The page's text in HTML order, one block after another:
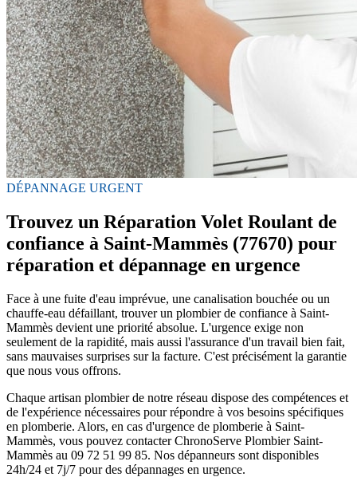
DÉPANNAGE URGENT
Trouvez un Réparation Volet Roulant de
confiance à Saint-Mammès (77670) pour
réparation et dépannage en urgence
Face à une fuite d'eau imprévue, une canalisation bouchée ou un
chauffe-eau défaillant, trouver un plombier de confiance à Saint-
Mammès devient une priorité absolue. L'urgence exige non
seulement de la rapidité, mais aussi l'assurance d'un travail bien fait,
sans mauvaises surprises sur la facture. C'est précisément la garantie
que nous vous offrons.
Chaque artisan plombier de notre réseau dispose des compétences et
de l'expérience nécessaires pour répondre à vos besoins spécifiques
en plomberie. Alors, en cas d'urgence de plomberie à Saint-
Mammès, vous pouvez contacter ChronoServe Plombier Saint-
Mammès au 09 72 51 99 85. Nos dépanneurs sont disponibles
24h/24 et 7j/7 pour des dépannages en urgence.